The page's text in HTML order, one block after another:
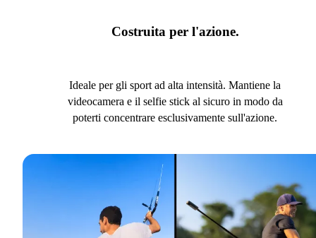
Costruita per l'azione.
Ideale per gli sport ad alta intensità. Mantiene la
videocamera e il selfie stick al sicuro in modo da
poterti concentrare esclusivamente sull'azione.